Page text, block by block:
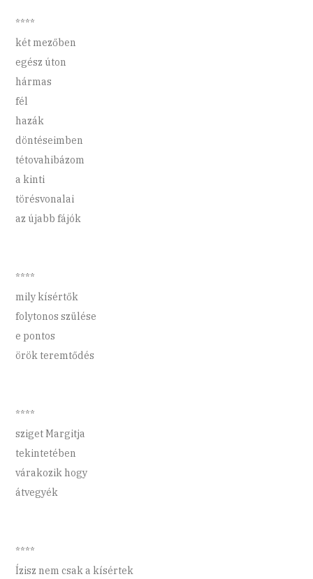
****
két mezőben
egész úton
hármas
fél
hazák
döntéseimben
tétovahibázom
a kinti
törésvonalai
az újabb fájók
****
mily kísértők
folytonos szülése
e pontos
örök teremtődés
****
sziget Margitja
tekintetében
várakozik hogy
átvegyék
****
Ízisz nem csak a kísértek